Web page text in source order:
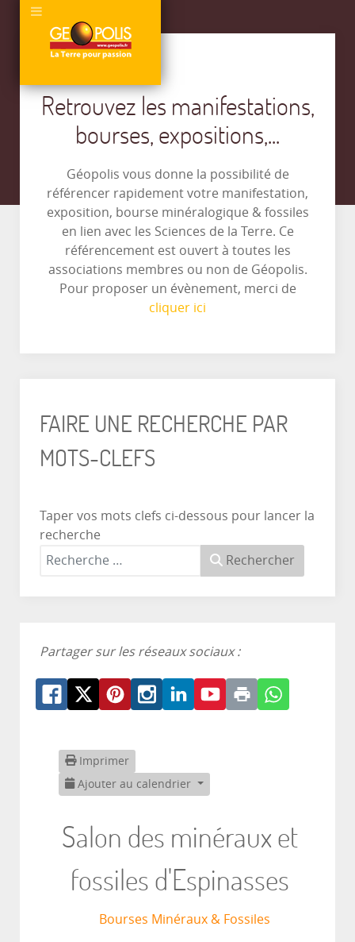
Retrouvez les manifestations,
bourses, expositions,...
Géopolis vous donne la possibilité de
référencer rapidement votre manifestation,
exposition, bourse minéralogique & fossiles
en lien avec les Sciences de la Terre. Ce
référencement est ouvert à toutes les
associations membres ou non de Géopolis.
Pour proposer un évènement, merci de
cliquer ici
FAIRE UNE RECHERCHE PAR
MOTS-CLEFS
Taper vos mots clefs ci-dessous pour lancer la
recherche
Rechercher
Partager sur les réseaux sociaux :
Imprimer
Ajouter au calendrier
Salon des minéraux et
fossiles d'Espinasses
Bourses Minéraux & Fossiles